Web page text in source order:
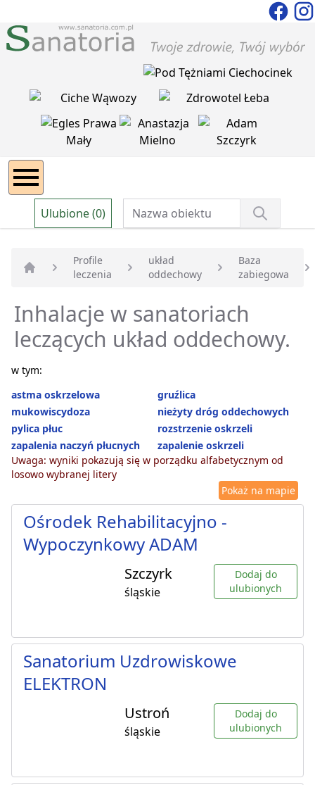
Ulubione (0)
Strona główna
Profile
leczenia
układ
oddechowy
Baza
zabiegowa
Inhalacje w sanatoriach
leczących układ oddechowy.
w tym:
astma oskrzelowa
gruźlica
mukowiscydoza
nieżyty dróg oddechowych
pylica płuc
rozstrzenie oskrzeli
zapalenia naczyń płucnych
zapalenie oskrzeli
Uwaga: wyniki pokazują się w porządku alfabetycznym od
losowo wybranej litery
Pokaż na mapie
Ośrodek Rehabilitacyjno -
Wypoczynkowy ADAM
Szczyrk
śląskie
Dodaj do
ulubionych
Sanatorium Uzdrowiskowe
ELEKTRON
Ustroń
śląskie
Dodaj do
ulubionych